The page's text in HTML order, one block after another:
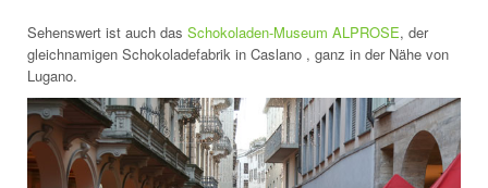
Sehenswert ist auch das Schokoladen-Museum ALPROSE, der
gleichnamigen Schokoladefabrik in Caslano , ganz in der Nähe von
Lugano.